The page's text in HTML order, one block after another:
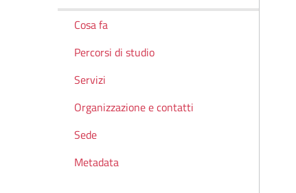
Dettagli
Cosa fa
Percorsi di studio
Servizi
Organizzazione e contatti
Sede
Metadata